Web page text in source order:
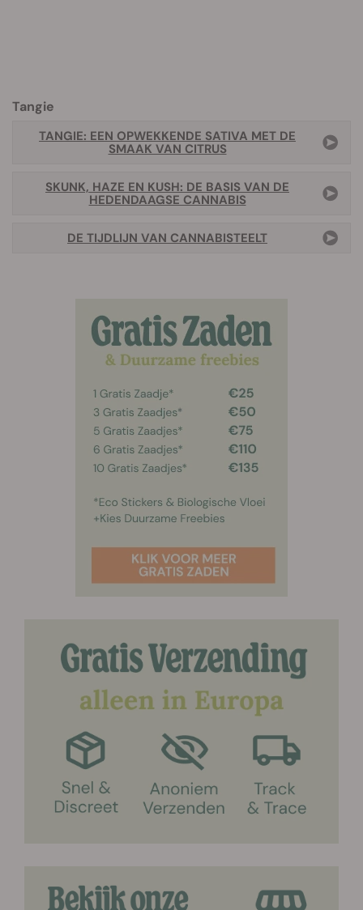
Tangie
TANGIE: EEN OPWEKKENDE SATIVA MET DE
SMAAK VAN CITRUS
SKUNK, HAZE EN KUSH: DE BASIS VAN DE
HEDENDAAGSE CANNABIS
DE TIJDLIJN VAN CANNABISTEELT